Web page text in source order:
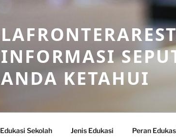
INFORMASI
ANDA KETAHUI
Edukasi Sekolah Jenis Edukasi Peran